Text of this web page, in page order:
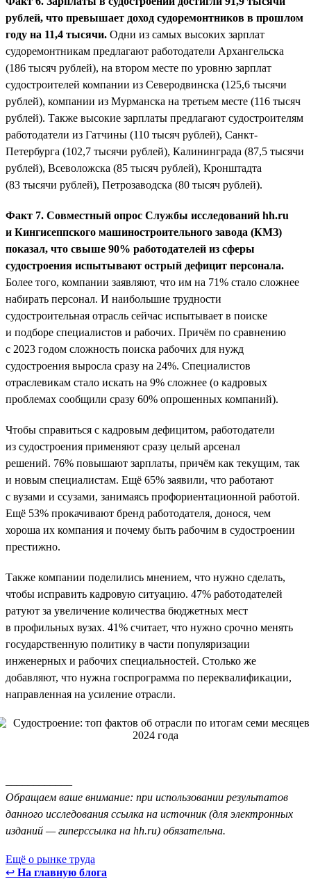
рублей, что превышает доход судоремонтников в прошлом
году на 11,4 тысячи. Одни из самых высоких зарплат
судоремонтникам предлагают работодатели Архангельска
(186 тысяч рублей), на втором месте по уровню зарплат
судостроителей компании из Северодвинска (125,6 тысячи
рублей), компании из Мурманска на третьем месте (116 тысяч
рублей). Также высокие зарплаты предлагают судостроителям
работодатели из Гатчины (110 тысяч рублей), Санкт-
Петербурга (102,7 тысячи рублей), Калининграда (87,5 тысячи
рублей), Всеволожска (85 тысяч рублей), Кронштадта
(83 тысячи рублей), Петрозаводска (80 тысяч рублей).
Факт 7. Совместный опрос Службы исследований hh.ru
и Кингисеппского машиностроительного завода (КМЗ)
показал, что свыше 90% работодателей из сферы
судостроения испытывают острый дефицит персонала.
Более того, компании заявляют, что им на 71% стало сложнее
набирать персонал. И наибольшие трудности
судостроительная отрасль сейчас испытывает в поиске
и подборе специалистов и рабочих. Причём по сравнению
с 2023 годом сложность поиска рабочих для нужд
судостроения выросла сразу на 24%. Специалистов
отраслевикам стало искать на 9% сложнее (о кадровых
проблемах сообщили сразу 60% опрошенных компаний).
Чтобы справиться с кадровым дефицитом, работодатели
из судостроения применяют сразу целый арсенал
решений. 76% повышают зарплаты, причём как текущим, так
и новым специалистам. Ещё 65% заявили, что работают
с вузами и ссузами, занимаясь профориентационной работой.
Ещё 53% прокачивают бренд работодателя, донося, чем
хороша их компания и почему быть рабочим в судостроении
престижно.
Также компании поделились мнением, что нужно сделать,
чтобы исправить кадровую ситуацию. 47% работодателей
ратуют за увеличение количества бюджетных мест
в профильных вузах. 41% считает, что нужно срочно менять
государственную политику в части популяризации
инженерных и рабочих специальностей. Столько же
добавляют, что нужна госпрограмма по переквалификации,
направленная на усиление отрасли.
Обращаем ваше внимание: при использовании результатов
данного исследования ссылка на источник (для электронных
изданий — гиперссылка на hh.ru) обязательна.
Ещё о рынке труда
↩ На главную блога